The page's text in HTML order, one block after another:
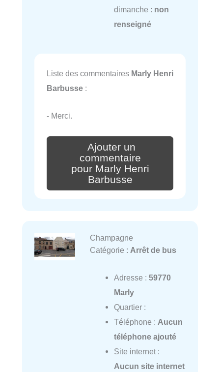
dimanche : non
renseigné
Liste des commentaires Marly Henri
Barbusse :
- Merci.
Ajouter un
commentaire
pour Marly Henri
Barbusse
Champagne
Catégorie : Arrêt de bus
Adresse : 59770
Marly
Quartier :
Téléphone : Aucun
téléphone ajouté
Site internet :
Aucun site internet